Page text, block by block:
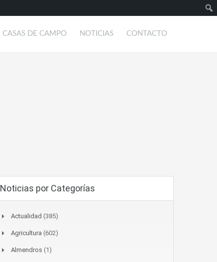
CASAS DE CAMPO NOTICIAS CONTACTO
Noticias por Categorías
Actualidad (385)
Agricultura (602)
Almendros (1)